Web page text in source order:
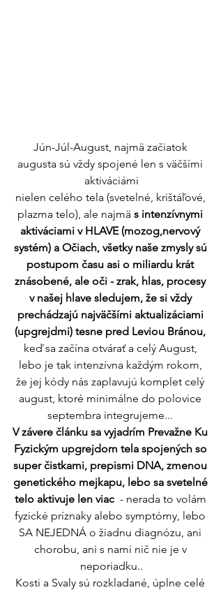
Jún-Júl-August, najmä začiatok
augusta sú vždy spojené len s väčšími
aktiváciámi
nielen celého tela (svetelné, krištáľové,
plazma telo), ale najmä s intenzívnymi
aktiváciami v HLAVE (mozog,nervový
systém) a Očiach, všetky naše zmysly sú
postupom času asi o miliardu krát
znásobené, ale oči - zrak, hlas, procesy
v našej hlave sledujem, že si vždy
prechádzajú najväčšími aktualizáciami
(upgrejdmi) tesne pred Leviou Bránou,
keď sa začína otvárať a celý August,
lebo je tak intenzívna každým rokom,
že jej kódy nás zaplavujú komplet celý
august, ktoré minimálne do polovice
septembra integrujeme...
V závere článku sa vyjadrím Prevažne Ku
Fyzickým upgrejdom tela spojených so
super čistkami, prepismi DNA, zmenou
genetického mejkapu, lebo sa svetelné
telo aktivuje len viac - nerada to volám
fyzické príznaky alebo symptómy, lebo
SA NEJEDNÁ o žiadnu diagnózu, ani
chorobu, ani s nami nič nie je v
neporiadku..
Kosti a Svaly sú rozkladané, úplne celé